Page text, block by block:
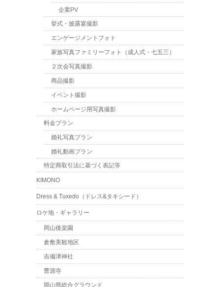
企業PV
挙式・披露宴撮影
エンゲージメントフォト
家族写真ファミリーフォト（成人式・七五三）
２次会写真撮影
商品撮影
イベント撮影
ホームページ用写真撮影
料金プラン
婚礼写真プラン
婚礼動画プラン
特定商取引法に基づく表記等
KIMONO
Dress & Tuxedo（ドレス&タキシード）
ロケ地・ギャラリー
岡山後楽園
倉敷美観地区
吉備津神社
曹源寺
岡山県総合グラウンド